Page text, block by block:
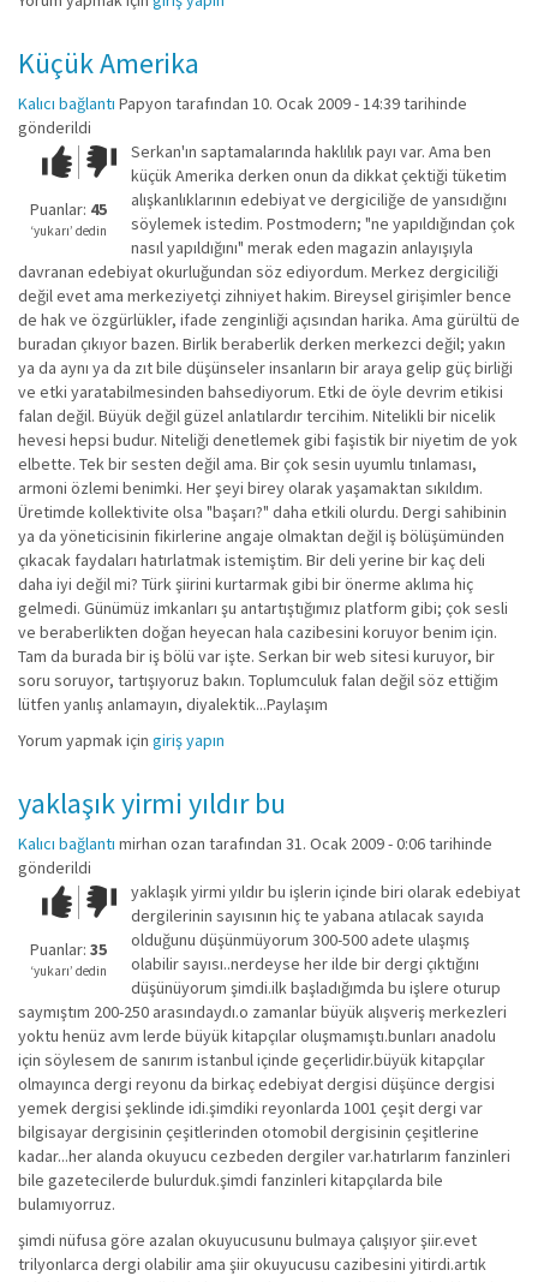
Küçük Amerika
Kalıcı bağlantı Papyon tarafından 10. Ocak 2009 - 14:39 tarihinde
gönderildi
Çok iyi!O
kadar
iyi
değil!
Puanlar: 45
‘yukarı’ dedin
Serkan'ın saptamalarında haklılık payı var. Ama ben
küçük Amerika derken onun da dikkat çektiği tüketim
alışkanlıklarının edebiyat ve dergiciliğe de yansıdığını
söylemek istedim. Postmodern; "ne yapıldığından çok
nasıl yapıldığını" merak eden magazin anlayışıyla
davranan edebiyat okurluğundan söz ediyordum. Merkez dergiciliği
değil evet ama merkeziyetçi zihniyet hakim. Bireysel girişimler bence
de hak ve özgürlükler, ifade zenginliği açısından harika. Ama gürültü de
buradan çıkıyor bazen. Birlik beraberlik derken merkezci değil; yakın
ya da aynı ya da zıt bile düşünseler insanların bir araya gelip güç birliği
ve etki yaratabilmesinden bahsediyorum. Etki de öyle devrim etikisi
falan değil. Büyük değil güzel anlatılardır tercihim. Nitelikli bir nicelik
hevesi hepsi budur. Niteliği denetlemek gibi faşistik bir niyetim de yok
elbette. Tek bir sesten değil ama. Bir çok sesin uyumlu tınlaması,
armoni özlemi benimki. Her şeyi birey olarak yaşamaktan sıkıldım.
Üretimde kollektivite olsa "başarı?" daha etkili olurdu. Dergi sahibinin
ya da yöneticisinin fikirlerine angaje olmaktan değil iş bölüşümünden
çıkacak faydaları hatırlatmak istemiştim. Bir deli yerine bir kaç deli
daha iyi değil mi? Türk şiirini kurtarmak gibi bir önerme aklıma hiç
gelmedi. Günümüz imkanları şu antartıştığımız platform gibi; çok sesli
ve beraberlikten doğan heyecan hala cazibesini koruyor benim için.
Tam da burada bir iş bölü var işte. Serkan bir web sitesi kuruyor, bir
soru soruyor, tartışıyoruz bakın. Toplumculuk falan değil söz ettiğim
lütfen yanlış anlamayın, diyalektik...Paylaşım
Yorum yapmak için giriş yapın
yaklaşık yirmi yıldır bu
Kalıcı bağlantı mirhan ozan tarafından 31. Ocak 2009 - 0:06 tarihinde
gönderildi
Çok iyi!O
kadar
iyi
değil!
Puanlar: 35
‘yukarı’ dedin
yaklaşık yirmi yıldır bu işlerin içinde biri olarak edebiyat
dergilerinin sayısının hiç te yabana atılacak sayıda
olduğunu düşünmüyorum 300-500 adete ulaşmış
olabilir sayısı..nerdeyse her ilde bir dergi çıktığını
düşünüyorum şimdi.ilk başladığımda bu işlere oturup
saymıştım 200-250 arasındaydı.o zamanlar büyük alışveriş merkezleri
yoktu henüz avm lerde büyük kitapçılar oluşmamıştı.bunları anadolu
için söylesem de sanırım istanbul içinde geçerlidir.büyük kitapçılar
olmayınca dergi reyonu da birkaç edebiyat dergisi düşünce dergisi
yemek dergisi şeklinde idi.şimdiki reyonlarda 1001 çeşit dergi var
bilgisayar dergisinin çeşitlerinden otomobil dergisinin çeşitlerine
kadar...her alanda okuyucu cezbeden dergiler var.hatırlarım fanzinleri
bile gazetecilerde bulurduk.şimdi fanzinleri kitapçılarda bile
bulamıyorruz.
şimdi nüfusa göre azalan okuyucusunu bulmaya çalışıyor şiir.evet
trilyonlarca dergi olabilir ama şiir okuyucusu cazibesini yitirdi.artık